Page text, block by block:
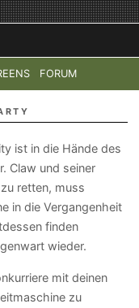
FORUM
4 HALO:
ist in die Hände des
Claw und seiner
retten, muss
in die Vergangenheit
finden
wieder.
mit deinen
zu